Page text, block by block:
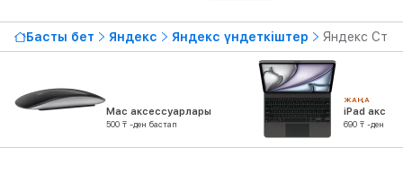
Басты бет Яндекс Яндекс үндеткіштер Яндекс
Mac аксессуарлары
500 ₸ -ден бастап
ЖАҢА
iPad
690 ₸ -ден